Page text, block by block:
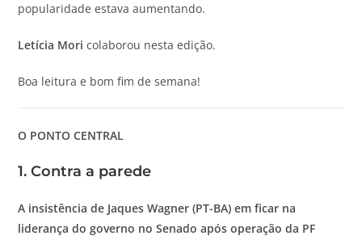
popularidade estava aumentando.
Letícia Mori colaborou nesta edição.
Boa leitura e bom fim de semana!
O PONTO CENTRAL
1. Contra a parede
A insistência de Jaques Wagner (PT-BA) em ficar na
liderança do governo no Senado após operação da PF